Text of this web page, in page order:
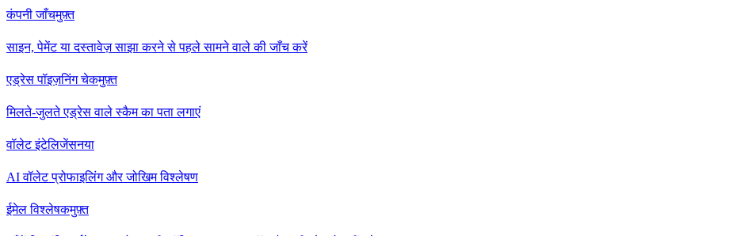
कंपनी जाँचमुफ़्त
साइन, पेमेंट या दस्तावेज़ साझा करने से पहले सामने वाले की जाँच करें
एड्रेस पॉइज़निंग चेकमुफ़्त
मिलते-जुलते एड्रेस वाले स्कैम का पता लगाएं
वॉलेट इंटेलिजेंसनया
AI वॉलेट प्रोफाइलिंग और जोखिम विश्लेषण
ईमेल विश्लेषकमुफ़्त